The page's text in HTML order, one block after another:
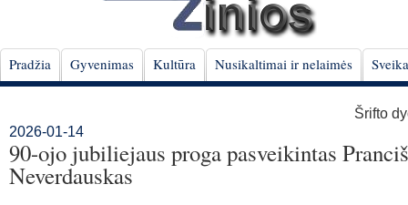
Pradžia Gyvenimas Kultūra Nusikaltimai ir nelaimės
Šrifto
2026-01-14
90-ojo jubiliejaus proga pasveikintas
Neverdauskas